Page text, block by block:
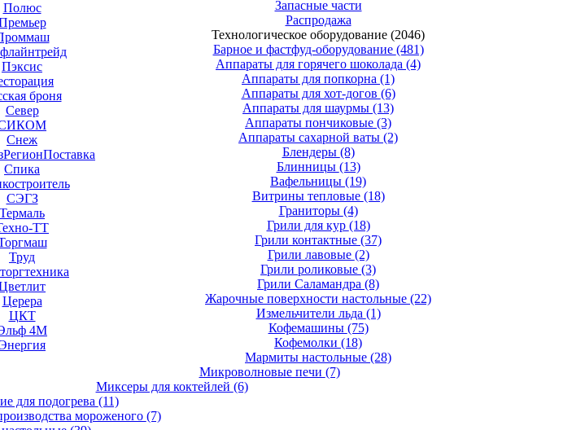
Полюс
Пэксис
броня
Север
Снеж
Спика
СЭГЗ
Термаль
ТТ
Труд
Церера
ЦКТ
4М
Запасные части
Распродажа
Технологическое оборудование (2046)
Барное и фастфуд-оборудование (481)
Аппараты для горячего шоколада (4)
Аппараты для попкорна (1)
Аппараты для хот-догов (6)
Аппараты для шаурмы (13)
Аппараты пончиковые (3)
Аппараты сахарной ваты (2)
Блендеры (8)
Блинницы (13)
Вафельницы (19)
Витрины тепловые (18)
Граниторы (4)
Грили для кур (18)
Грили контактные (37)
Грили лавовые (2)
Грили роликовые (3)
Грили Саламандра (8)
Жарочные поверхности настольные (22)
Измельчители льда (1)
Кофемашины (75)
Кофемолки (18)
Мармиты настольные (28)
Микроволновые печи (7)
Миксеры для коктейлей (6)
для подогрева (11)
мороженого (7)